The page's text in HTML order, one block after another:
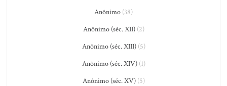
Anônimo (38)
Anônimo (séc. XII)(2)
Anônimo (séc. XIII)(5)
Anônimo (séc. XIV)(1)
Anônimo (séc. XV)(5)